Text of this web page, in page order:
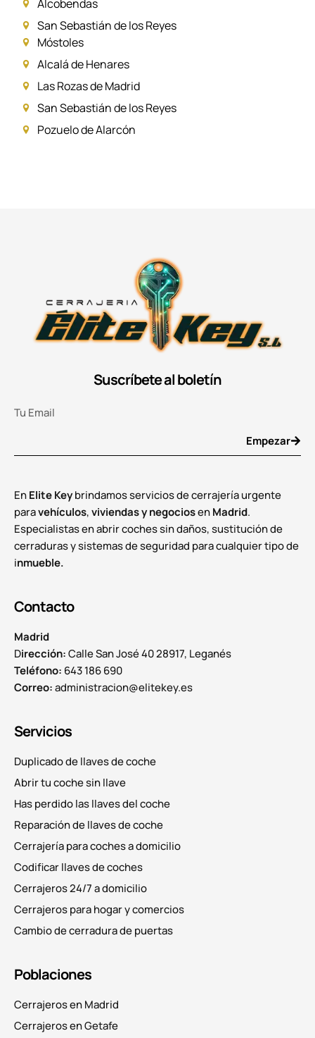
Alcobendas
San Sebastián de los Reyes
Móstoles
Alcalá de Henares
Las Rozas de Madrid
San Sebastián de los Reyes
Pozuelo de Alarcón
Suscríbete al boletín
Empezar
EnElite Keybrindamos servicios de cerrajería urgente
paravehículos,viviendas y negociosenMadrid.
Especialistas en abrir coches sin daños, sustitución de
cerraduras y sistemas de seguridad para cualquier tipo de
inmueble.
Contacto
Madrid
Dirección:Calle San José 40 28917, Leganés
Teléfono: 643 186 690
Correo:administracion@elitekey.es
Servicios
Duplicado de llaves de coche
Abrir tu coche sin llave
Has perdido las llaves del coche
Reparación de llaves de coche
Cerrajería para coches a domicilio
Codificar llaves de coches
Cerrajeros 24/7 a domicilio
Cerrajeros para hogar y comercios
Cambio de cerradura de puertas
Poblaciones
Cerrajeros en Madrid
Cerrajeros en Getafe